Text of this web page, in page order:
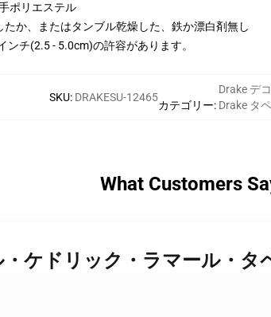
ポリエステル
か、またはタンブル乾燥した、鉄か漂白剤無し
チ(2.5 - 5.0cm)の許容があります。
SKU: DRAKESU-12465
カテゴリー:
Drake デ
Drake タ
What Customers
ケドリック・ラマール・タ